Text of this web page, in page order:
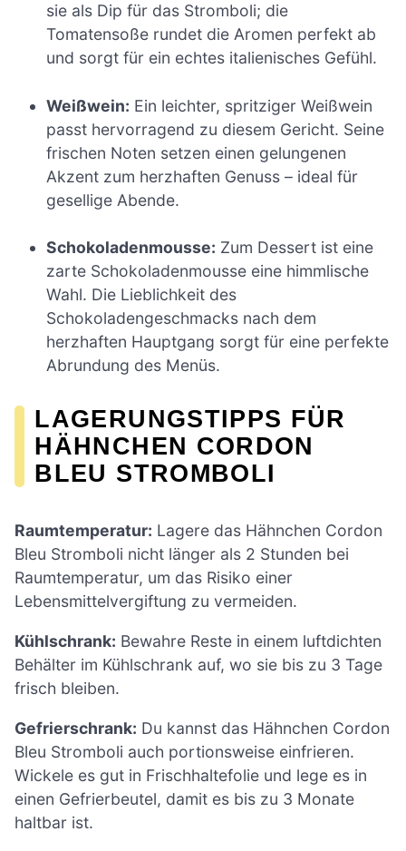
sie als Dip für das Stromboli; die
Tomatensoße rundet die Aromen perfekt ab
und sorgt für ein echtes italienisches Gefühl.
Weißwein: Ein leichter, spritziger Weißwein
passt hervorragend zu diesem Gericht. Seine
frischen Noten setzen einen gelungenen
Akzent zum herzhaften Genuss – ideal für
gesellige Abende.
Schokoladenmousse: Zum Dessert ist eine
zarte Schokoladenmousse eine himmlische
Wahl. Die Lieblichkeit des
Schokoladengeschmacks nach dem
herzhaften Hauptgang sorgt für eine perfekte
Abrundung des Menüs.
LAGERUNGSTIPPS FÜR
HÄHNCHEN CORDON
BLEU STROMBOLI
Raumtemperatur: Lagere das Hähnchen Cordon
Bleu Stromboli nicht länger als 2 Stunden bei
Raumtemperatur, um das Risiko einer
Lebensmittelvergiftung zu vermeiden.
Kühlschrank: Bewahre Reste in einem luftdichten
Behälter im Kühlschrank auf, wo sie bis zu 3 Tage
frisch bleiben.
Gefrierschrank: Du kannst das Hähnchen Cordon
Bleu Stromboli auch portionsweise einfrieren.
Wickele es gut in Frischhaltefolie und lege es in
einen Gefrierbeutel, damit es bis zu 3 Monate
haltbar ist.